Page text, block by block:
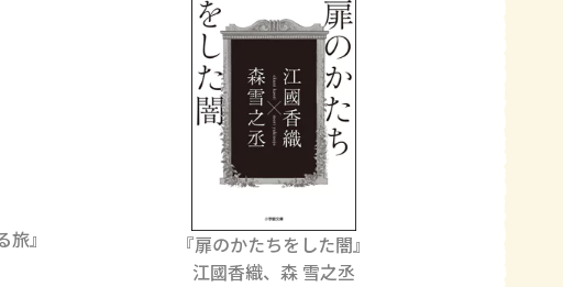
』
『扉のかたちをした闇』
江國香織、森 雪之丞